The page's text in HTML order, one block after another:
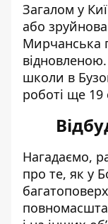
Загалом у
або
Мирчанська
школи в
роботі ще 19
Нагадаємо,
про те, як у